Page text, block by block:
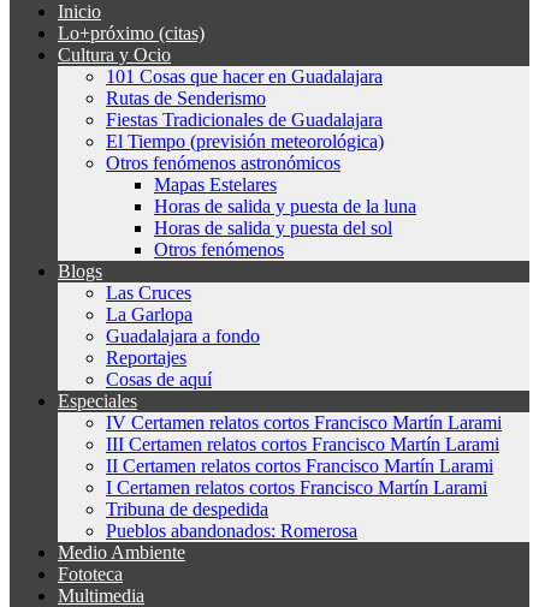
Inicio
Lo+próximo (citas)
Cultura y Ocio
101 Cosas que hacer en Guadalajara
Rutas de Senderismo
Fiestas Tradicionales de Guadalajara
El Tiempo (previsión meteorológica)
Otros fenómenos astronómicos
Mapas Estelares
Horas de salida y puesta de la luna
Horas de salida y puesta del sol
Otros fenómenos
Blogs
Las Cruces
La Garlopa
Guadalajara a fondo
Reportajes
Cosas de aquí
Especiales
IV Certamen relatos cortos Francisco Martín Larami
III Certamen relatos cortos Francisco Martín Larami
II Certamen relatos cortos Francisco Martín Larami
I Certamen relatos cortos Francisco Martín Larami
Tribuna de despedida
Pueblos abandonados: Romerosa
Medio Ambiente
Fototeca
Multimedia